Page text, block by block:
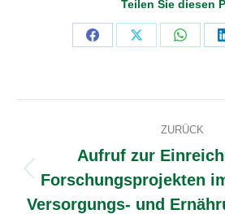
Teilen Sie diesen
Share
Share
Share
ZURÜCK
Beitrag:
Aufruf zur
Forschungsprojekten
Versorgungs- und